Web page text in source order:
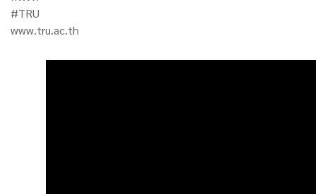
#TRU
www.tru.ac.th